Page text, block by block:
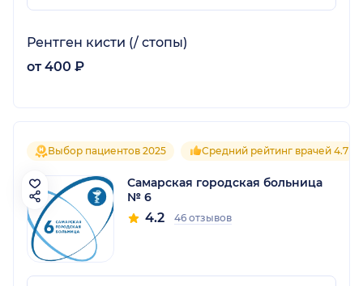
Рентген кисти (/ стопы)
от 400 ₽
Выбор пациентов 2025 Средний рейтинг врачей 4.7
Самарская городская больница
№ 6
4.2 46 отзывов